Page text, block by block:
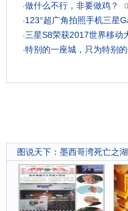
·做什么不行，非要做鸡？
·123°超广角拍照手机三星
·三星S8荣获2017世界移动
·特别的一座城，只为特别
图说天下 ： 墨西哥湾死亡之